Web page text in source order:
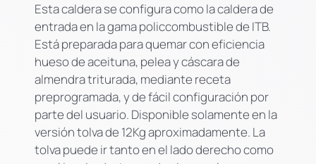
Esta caldera se configura como la caldera de
entrada en la gama policcombustible de ITB.
Está preparada para quemar con eficiencia
hueso de aceituna, pelea y cáscara de
almendra triturada, mediante receta
preprogramada, y de fácil configuración por
parte del usuario. Disponible solamente en la
versión tolva de 12Kg aproximadamente. La
tolva puede ir tanto en el lado derecho como